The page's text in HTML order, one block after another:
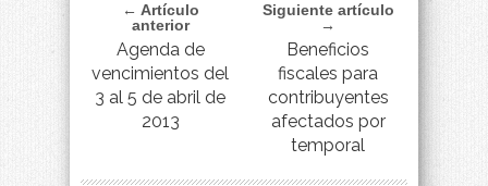
← Artículo
anterior
Agenda de
vencimientos del
3 al 5 de abril de
2013
Siguiente artículo
→
Beneficios
fiscales para
contribuyentes
afectados por
temporal